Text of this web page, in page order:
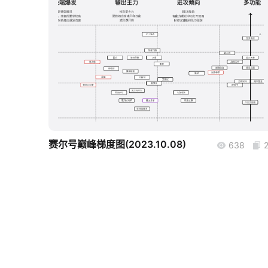
boardmix
赛尔号巅峰梯度图(2023.10.08) 638